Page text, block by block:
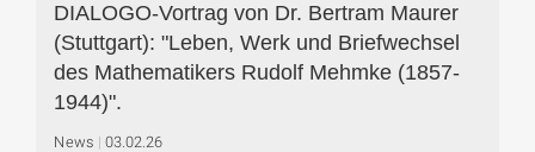
DIALOGO-Vortrag von Dr. Bertram Maurer
(Stuttgart): "Leben, Werk und Briefwechsel
des Mathematikers Rudolf Mehmke (1857-
1944)".
News 03.02.26